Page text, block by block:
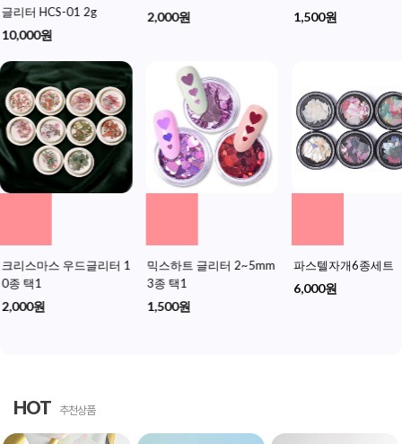
글리터 HCS-01 2g
10,000원
2,000원 1,500원
크리스마스 우드글리터 1
0종 택1
2,000원
믹스하트 글리터 2~5mm
3종 택1
1,500원
파스텔자개6종세트
6,000원
HOT 추천상품